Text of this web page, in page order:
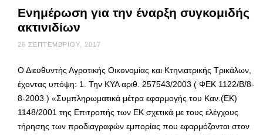
Ενημέρωση για την έναρξη συγκομιδής
ακτινιδίων
26 ΣΕΠΤΕΜΒΡΊΟΥ, 2017
Ο Διευθυντής Αγροτικής Οικονομίας και Κτηνιατρικής Τρικάλων,
έχοντας υπόψη: 1. Την ΚΥΑ αριθ. 257543/2003 ( ΦΕΚ 1122/Β/8-
8-2003 ) «Συμπληρωματικά μέτρα εφαρμογής του Καν.(ΕΚ)
1148/2001 της Επιτροπής των ΕΚ σχετικά με τους ελέγχους
τήρησης των προδιαγραφών εμπορίας που εφαρμόζονται στον